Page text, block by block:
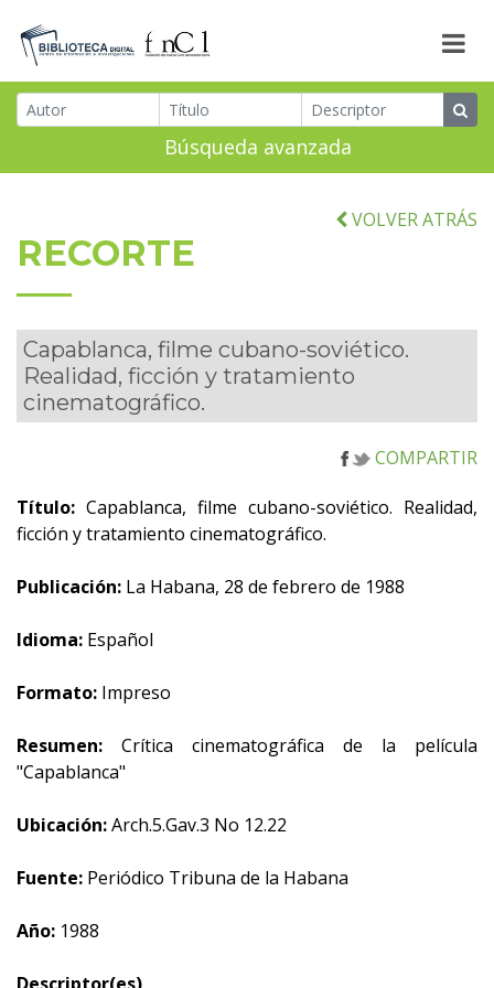
Búsqueda avanzada
VOLVER ATRÁS
RECORTE
Capablanca, filme cubano-soviético.
Realidad, ficción y tratamiento
cinematográfico.
COMPARTIR
Título: Capablanca, filme cubano-soviético. Realidad,
ficción y tratamiento cinematográfico.
Publicación: La Habana, 28 de febrero de 1988
Idioma: Español
Formato: Impreso
Resumen: Crítica cinematográfica de la película
"Capablanca"
Ubicación:Arch.5.Gav.3 No 12.22
Fuente: Periódico Tribuna de la Habana
Año: 1988